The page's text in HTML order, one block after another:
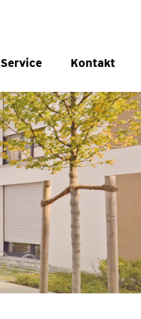
Service Kontakt